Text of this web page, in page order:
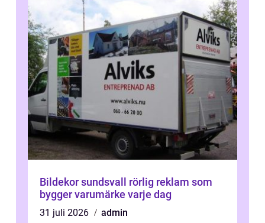
Bildekor sundsvall rörlig reklam som
bygger varumärke varje dag
31 juli 2026 admin